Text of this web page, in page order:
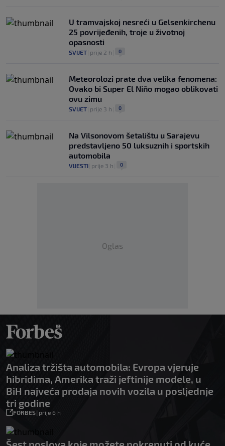
U tramvajskoj nesreći u Gelsenkirchenu
25 povrijeđenih, troje u životnoj
opasnosti
SVIJET prije 2 h 0
Meteorolozi prate dva velika fenomena:
Ovako bi Super El Niño mogao oblikovati
ovu zimu
SVIJET prije 3 h 0
Na Vilsonovom šetalištu u Sarajevu
predstavljeno 50 luksuznih i sportskih
automobila
VIJESTI prije 3 h 0
Oglas
Analiza tržišta automobila: Evropa vjeruje
hibridima, Amerika traži jeftinije modele, u
BiH najveća prodaja novih vozila u posljednje
tri godine
FORBES| prije 6 h